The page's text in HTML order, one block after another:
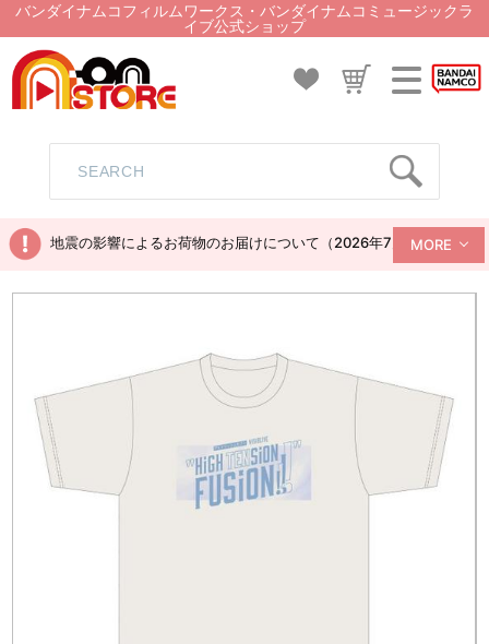
バンダイナムコフィルムワークス・バンダイナムコミュージックラ
イブ公式ショップ
地震の影響によるお荷物のお届けについて（2026年7月28日現在）
MORE